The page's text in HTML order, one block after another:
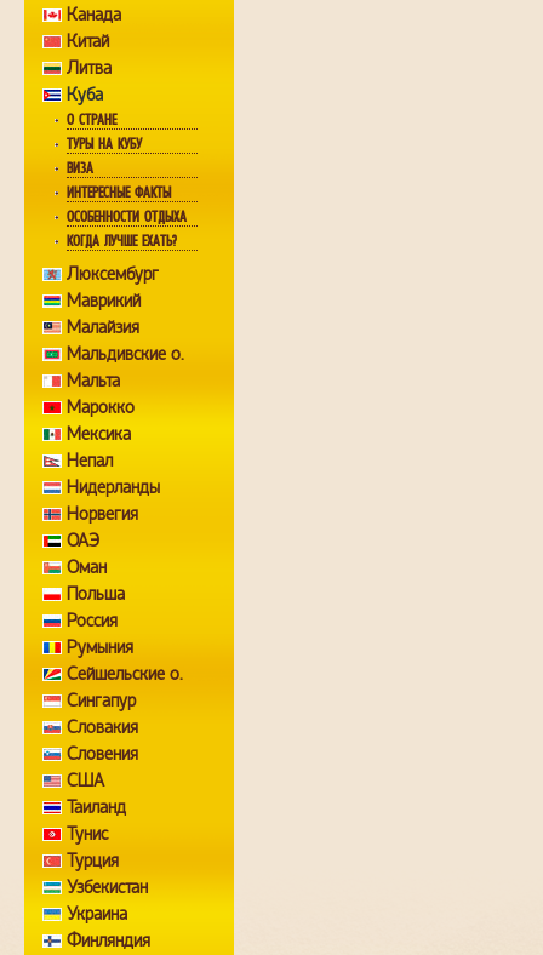
Канада
Китай
Литва
Куба
О СТРАНЕ
ТУРЫ НА КУБУ
ВИЗА
ИНТЕРЕСНЫЕ ФАКТЫ
ОСОБЕННОСТИ ОТДЫХА
КОГДА ЛУЧШЕ ЕХАТЬ?
Люксембург
Маврикий
Малайзия
Мальдивские о.
Мальта
Марокко
Мексика
Непал
Нидерланды
Норвегия
ОАЭ
Оман
Польша
Россия
Румыния
Сейшельские о.
Сингапур
Словакия
Словения
США
Таиланд
Тунис
Турция
Узбекистан
Украина
Финляндия